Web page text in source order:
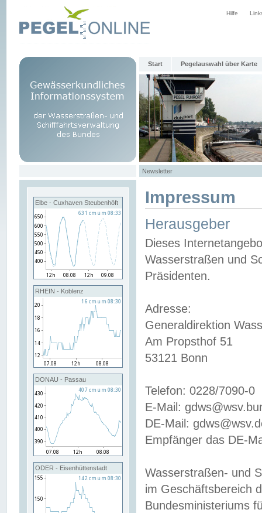
Hilfe
Start Pegelauswahl über Karte
Newsletter
Elbe - Cuxhaven Steubenhöft
RHEIN - Koblenz
DONAU - Passau
ODER - Eisenhüttenstadt
Impressum
Herausgeber
Dieses
Wasserstraßen und
Präsidenten.
Adresse:
Generaldirektion
Am Propsthof 51
53121 Bonn
Telefon: 0228/7090-0
E-Mail:
DE-Mail:
Empfänger das DE-
Wasserstraßen- und
im Geschäftsbereich
Bundesministeriums